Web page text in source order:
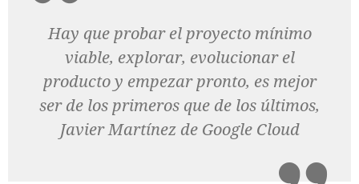
Hay que probar el proyecto mínimo
viable, explorar, evolucionar el
producto y empezar pronto, es mejor
ser de los primeros que de los últimos,
Javier Martínez de Google Cloud